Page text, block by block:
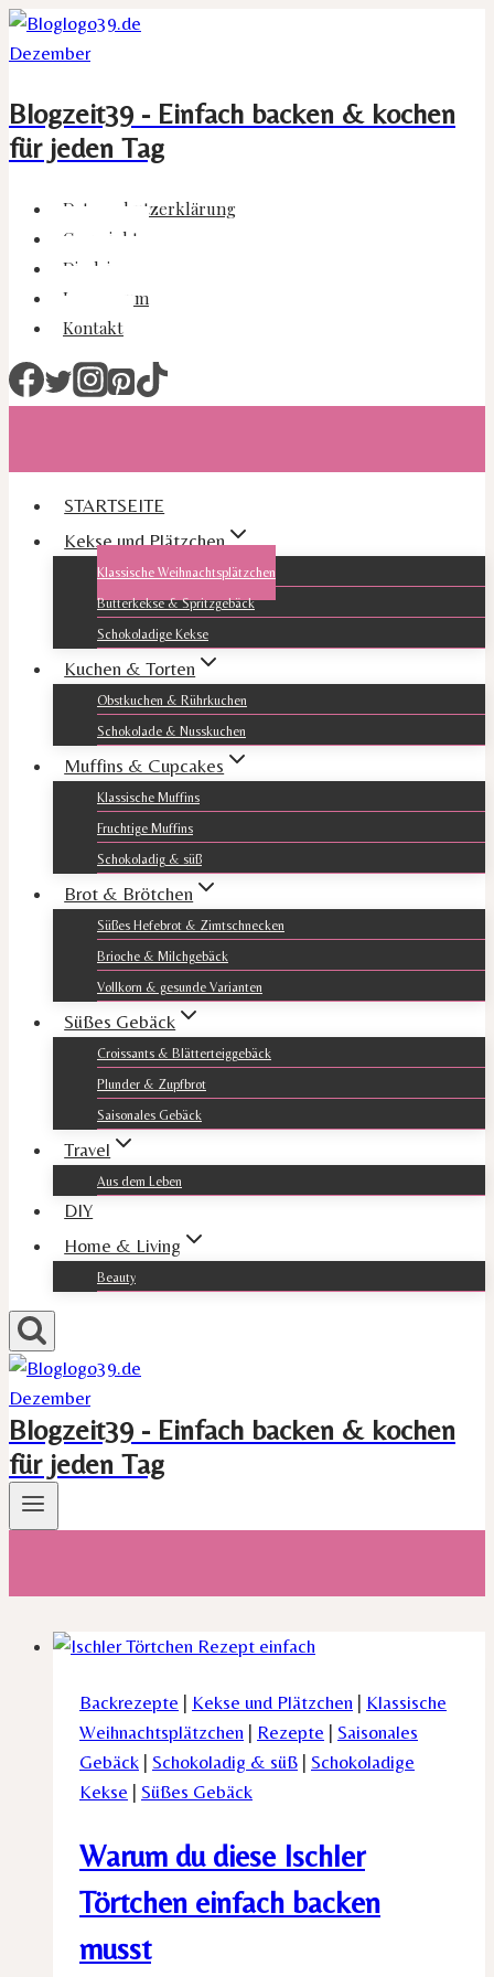
Zum
Inhalt
Blogzeit39 - Einfach backen & kochen
für jeden Tag
Datenschutzerklärung
Copyright
Disclaimer
Impressum
Kontakt
STARTSEITE
Kekse und Plätzchen
Klassische Weihnachtsplätzchen
Butterkekse & Spritzgebäck
Schokoladige Kekse
Kuchen & Torten
Obstkuchen & Rührkuchen
Schokolade & Nusskuchen
Muffins & Cupcakes
Klassische Muffins
Fruchtige Muffins
Schokoladig & süß
Brot & Brötchen
Süßes Hefebrot & Zimtschnecken
Brioche & Milchgebäck
Vollkorn & gesunde Varianten
Süßes Gebäck
Croissants & Blätterteiggebäck
Plunder & Zupfbrot
Saisonales Gebäck
Travel
Aus dem Leben
DIY
Home & Living
Beauty
Blogzeit39 - Einfach backen & kochen
für jeden Tag
Backrezepte Kekse und Plätzchen
Klassische
Weihnachtsplätzchen
Rezepte
Saisonales
Gebäck
Schokoladig & süß
Schokoladige
Kekse
Süßes Gebäck
Warum du diese Ischler
Törtchen einfach backen
musst